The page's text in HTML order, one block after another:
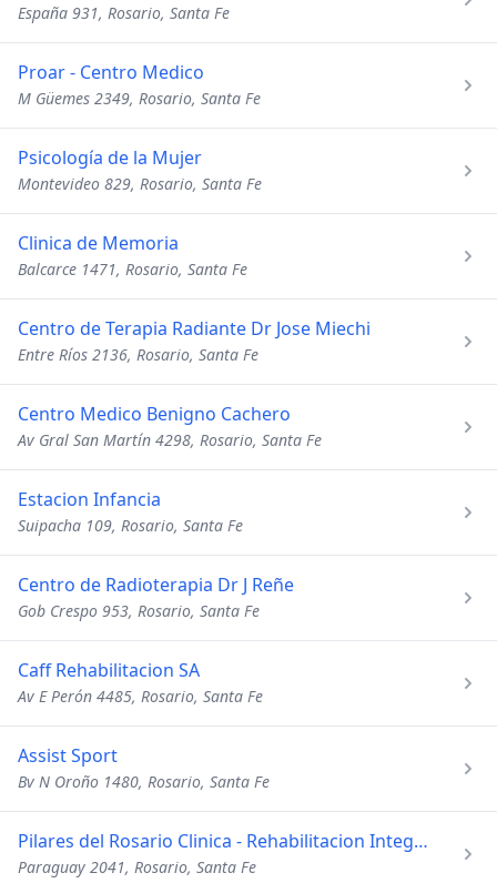
España 931, Rosario, Santa Fe
Proar - Centro Medico
M Güemes 2349, Rosario, Santa Fe
Psicología de la Mujer
Montevideo 829, Rosario, Santa Fe
Clinica de Memoria
Balcarce 1471, Rosario, Santa Fe
Centro de Terapia Radiante Dr Jose Miechi
Entre Ríos 2136, Rosario, Santa Fe
Centro Medico Benigno Cachero
Av Gral San Martín 4298, Rosario, Santa Fe
Estacion Infancia
Suipacha 109, Rosario, Santa Fe
Centro de Radioterapia Dr J Reñe
Gob Crespo 953, Rosario, Santa Fe
Caff Rehabilitacion SA
Av E Perón 4485, Rosario, Santa Fe
Assist Sport
Bv N Oroño 1480, Rosario, Santa Fe
Pilares del Rosario Clinica - Rehabilitacion Integral
Paraguay 2041, Rosario, Santa Fe